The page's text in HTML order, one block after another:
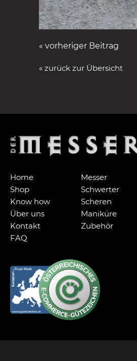
« vorheriger Beitrag
« zurück zur Übersicht
Home
Shop
Know how
Über uns
Kontakt
FAQ
Messer
Schwerter
Scheren
Maniküre
Zubehör